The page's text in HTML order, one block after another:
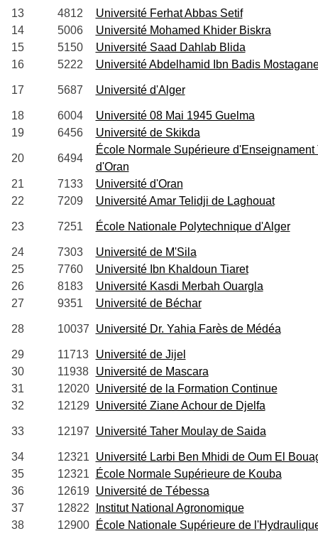
13 4812
Université Ferhat Abbas Setif
14
5006
Université Mohamed Khider Biskra
15
5150
Université Saad Dahlab Blida
16
5222 Université Abdelhamid Ibn Badis
17 5687 Université d'Alger
18 6004
Université 08 Mai 1945 Guelma
19
6456 Université de Skikda
20 6494
École Normale Supérieure d'Enseignament
d'Oran
21
7133
Université d'Oran
22
7209 Université Amar Telidji de Laghouat
23 7251 École Nationale Polytechnique d'Alger
24 7303
Université de M'Sila
25
7760
Université Ibn Khaldoun Tiaret
26
8183
Université Kasdi Merbah Ouargla
27
9351 Université de Béchar
28 10037 Université Dr. Yahia Farès de Médéa
29 11713
Université de Jijel
30
11938
Université de Mascara
31
12020
Université de la Formation Continue
32
12129 Université Ziane Achour de Djelfa
33 12197 Université Taher Moulay de Saida
34 12321
Université Larbi Ben Mhidi de Oum El
35
12321
École Normale Supérieure de Kouba
36
12619
Université de Tébessa
37
12822
Institut National Agronomique
38
12900 École Nationale Supérieure de